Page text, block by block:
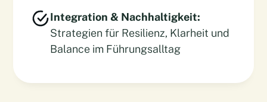
Integration & Nachhaltigkeit:
Strategien für Resilienz, Klarheit und
Balance im Führungsalltag